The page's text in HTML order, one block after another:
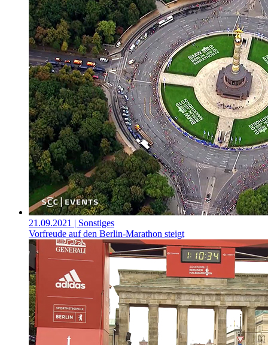
21.09.2021 | Sonstiges
Vorfreude auf den Berlin-Marathon steigt